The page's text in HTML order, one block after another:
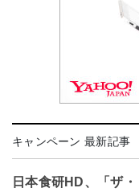
キャンペーン 最新記事
日本食研HD、「ザ・